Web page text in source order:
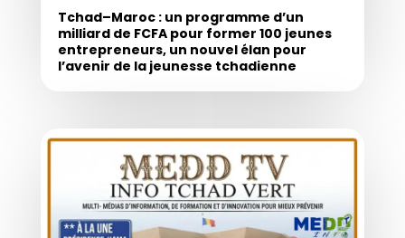
Tchad–Maroc : un programme d’un
milliard de FCFA pour former 100 jeunes
entrepreneurs, un nouvel élan pour
l’avenir de la jeunesse tchadienne